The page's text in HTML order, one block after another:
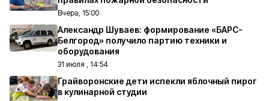
Вчера, 15:00
Александр Шуваев: формирование «БАРС-
Белгород» получило партию техники и
оборудования
31 июля , 14:54
Грайворонские дети испекли яблочный пирог
в кулинарной студии